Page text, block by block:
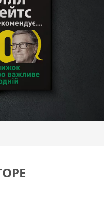
человечества»
история будущего»
сталь. История
Джаред Даймонд.
Ной Харари.
статистики»
капитала: взлет
Рослинг.
насилия в мире стало